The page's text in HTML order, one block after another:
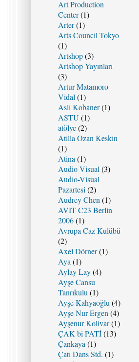
Art Production
Center(1)
Arter(1)
Arts Council Tokyo
(1)
Artshop(3)
Artshop Yayınları
(3)
Artur Matamoro
Vidal (1)
Asli Kobaner(1)
ASTU (1)
atölye(2)
Atilla Ozan Keskin
(1)
Atina (1)
Audio Visual (3)
Audio-Visual
Pazartesi (2)
Audrey Chen (1)
AVIT C23 Berlin
2006(1)
Avrupa Caz Kulübü
(2)
Axel Dörner(1)
Aya (1)
Aylay Lay(4)
Ayşe Cansu
Tanrıkulu (1)
Ayşe Kahyaoğlu (4)
Ayşe Nur Ergen (4)
Ayşenur Kolivar(1)
ÇAK bi PATİ(13)
Çankaya (1)
Çatı Dans Std. (1)